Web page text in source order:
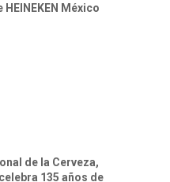
México
de la Cerveza,
135 años de